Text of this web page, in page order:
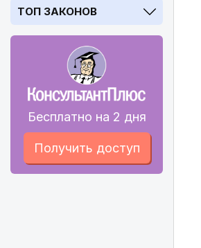
ТОП ЗАКОНОВ
Бесплатно на 2 дня
Получить доступ